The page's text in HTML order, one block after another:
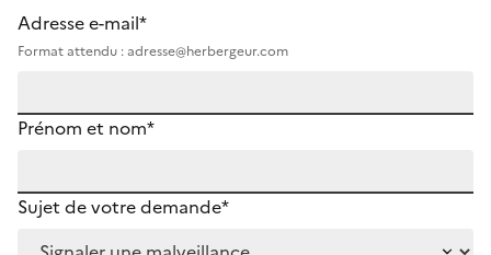
Adresse e-mail*
Format attendu : adresse@herbergeur.com
Prénom et nom*
Sujet de votre demande*